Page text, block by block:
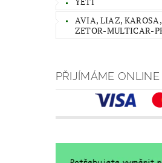
AVIA, LIAZ,
ZETOR-MULTICAR-
PŘIJÍMÁME ONLINE